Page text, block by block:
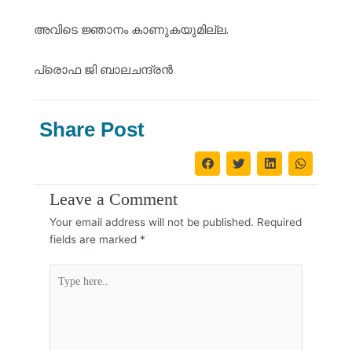
അവിടെ ജ്ഞാനം കാണുകയുമില്ല.
പ്രൊഫ ജി ബാലചന്ദ്രൻ
Share Post
Leave a Comment
Your email address will not be published. Required
fields are marked *
here..